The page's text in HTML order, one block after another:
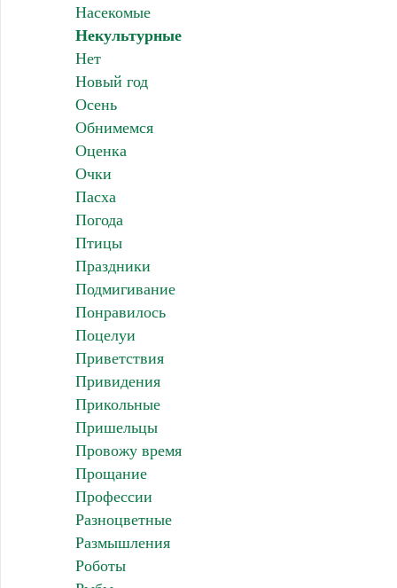
Насекомые
Некультурные
Нет
Новый год
Осень
Обнимемся
Оценка
Очки
Пасха
Погода
Птицы
Праздники
Подмигивание
Понравилось
Поцелуи
Приветствия
Привидения
Прикольные
Пришельцы
Провожу время
Прощание
Профессии
Разноцветные
Размышления
Роботы